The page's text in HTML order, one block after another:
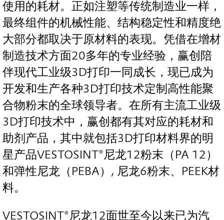
使用的耗材。正如注塑等传统制造业一样，
最终组件的机械性能、结构稳定性和精度绝
大部分都取决于原材料的表现。凭借在增材
制造技术方面20多年的专业经验，赢创陪
伴现代工业级3D打印一同成长，现已成为
开发和生产各种3D打印技术定制高性能聚
合物粉末的全球领导者。在所有主流工业级
3D打印技术中，赢创都有其对应的耗材和
助剂产品，其中就包括3D打印材料界的明
星产品VESTOSINT®尼龙12粉末（PA 12）
和弹性尼龙（PEBA）, 尼龙6粉末、PEEK材
料。
VESTOSINT®尼龙12面世至今以来已为汽